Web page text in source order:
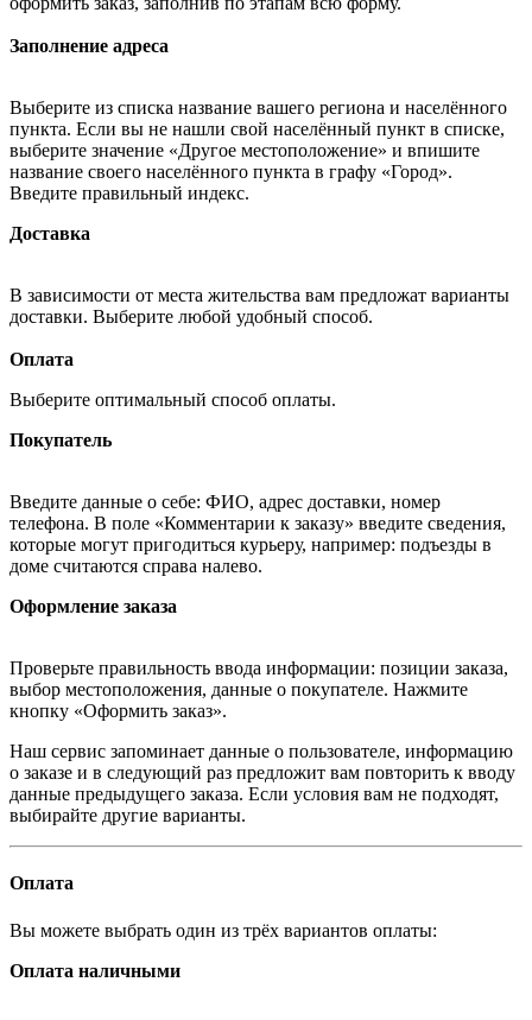
Заполнение адреса
Выберите из списка название вашего региона и населённого
пункта. Если вы не нашли свой населённый пункт в списке,
выберите значение «Другое местоположение» и впишите
название своего населённого пункта в графу «Город».
Введите правильный индекс.
Доставка
В зависимости от места жительства вам предложат варианты
доставки. Выберите любой удобный способ.
Оплата
Выберите оптимальный способ оплаты.
Покупатель
Введите данные о себе: ФИО, адрес доставки, номер
телефона. В поле «Комментарии к заказу» введите сведения,
которые могут пригодиться курьеру, например: подъезды в
доме считаются справа налево.
Оформление заказа
Проверьте правильность ввода информации: позиции заказа,
выбор местоположения, данные о покупателе. Нажмите
кнопку «Оформить заказ».
Наш сервис запоминает данные о пользователе, информацию
о заказе и в следующий раз предложит вам повторить к вводу
данные предыдущего заказа. Если условия вам не подходят,
выбирайте другие варианты.
Оплата
Вы можете выбрать один из трёх вариантов оплаты:
Оплата наличными